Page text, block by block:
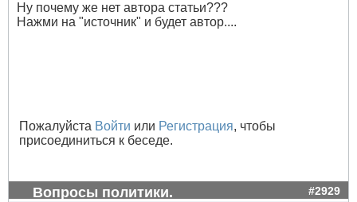
Ну почему же нет автора статьи???
Нажми на "источник" и будет автор....
Пожалуйста Войти или Регистрация, чтобы
присоединиться к беседе.
Вопросы политики. #2929